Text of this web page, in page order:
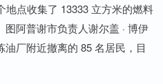
地点收集了 13333 立方米的燃料
阿普谢市负责人谢尔盖 · 博伊
厂附近撤离的 85 名居民，目